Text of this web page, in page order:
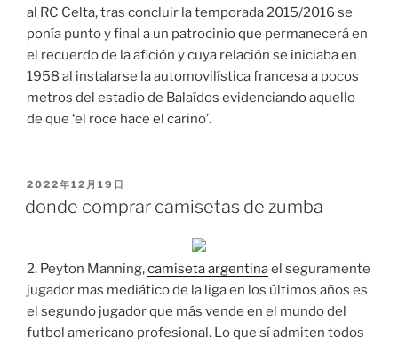
al RC Celta, tras concluir la temporada 2015/2016 se
ponía punto y final a un patrocinio que permanecerá en
el recuerdo de la afición y cuya relación se iniciaba en
1958 al instalarse la automovilística francesa a pocos
metros del estadio de Balaídos evidenciando aquello
de que ‘el roce hace el cariño’.
PUBLICADO
EL
2022年12月19日
donde comprar camisetas de zumba
2. Peyton Manning,camiseta argentinael seguramente
jugador mas mediático de la liga en los últimos años es
el segundo jugador que más vende en el mundo del
futbol americano profesional. Lo que sí admiten todos